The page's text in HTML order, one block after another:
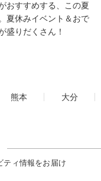
おすすめする、この夏
夏休みイベント＆おで
盛りだくさん！
熊本
大分
ティ情報をお届け